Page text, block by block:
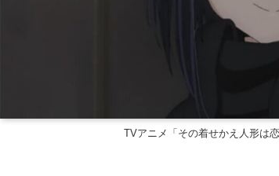
TVアニメ「その着せかえ人形は